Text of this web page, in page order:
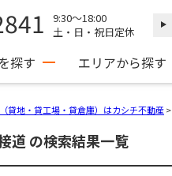
9:30～18:00
土・日・祝日定休
探す エリアから探す
貸地・貸工場・貸倉庫）はカシチ不動産>
道 の検索結果一覧